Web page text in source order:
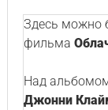
Здесь можно
фильма
Над
Джонни